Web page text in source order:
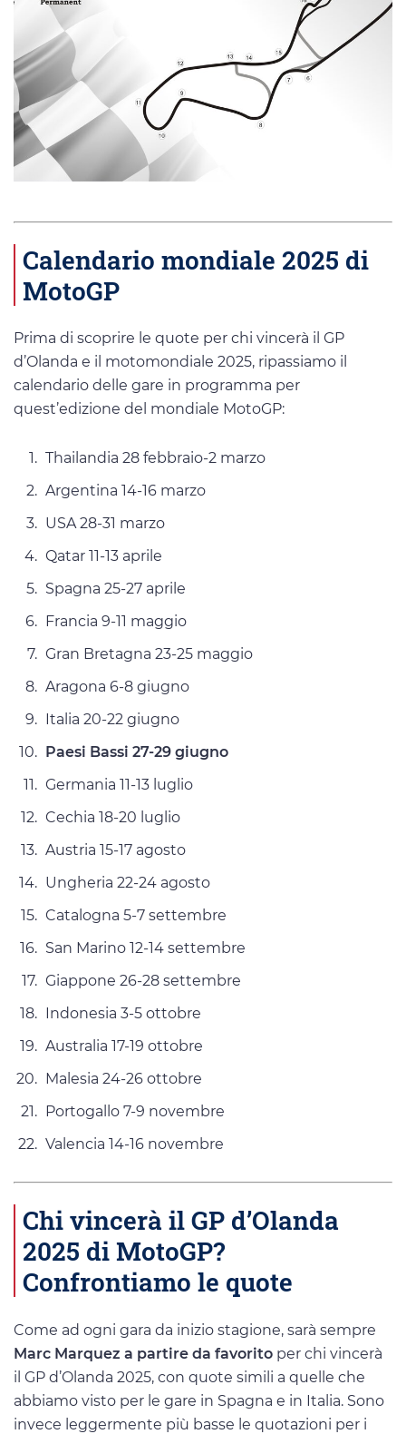
Calendario mondiale 2025 di
MotoGP
Prima di scoprire le quote per chi vincerà il GP
d’Olanda e il motomondiale 2025, ripassiamo il
calendario delle gare in programma per
quest’edizione del mondiale MotoGP:
Thailandia 28 febbraio-2 marzo
Argentina 14-16 marzo
USA 28-31 marzo
Qatar 11-13 aprile
Spagna 25-27 aprile
Francia 9-11 maggio
Gran Bretagna 23-25 maggio
Aragona 6-8 giugno
Italia 20-22 giugno
Paesi Bassi 27-29 giugno
Germania 11-13 luglio
Cechia 18-20 luglio
Austria 15-17 agosto
Ungheria 22-24 agosto
Catalogna 5-7 settembre
San Marino 12-14 settembre
Giappone 26-28 settembre
Indonesia 3-5 ottobre
Australia 17-19 ottobre
Malesia 24-26 ottobre
Portogallo 7-9 novembre
Valencia 14-16 novembre
Chi vincerà il GP d’Olanda
2025 di MotoGP?
Confrontiamo le quote
Come ad ogni gara da inizio stagione, sarà sempre
Marc Marquez a partire da favorito per chi vincerà
il GP d’Olanda 2025, con quote simili a quelle che
abbiamo visto per le gare in Spagna e in Italia. Sono
invece leggermente più basse le quotazioni per i